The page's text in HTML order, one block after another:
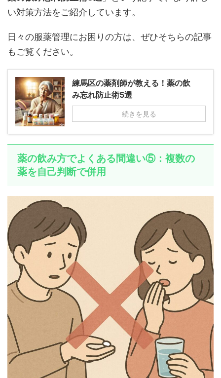
い対策方法をご紹介しています。
日々の服薬管理にお困りの方は、ぜひそちらの記事
もご覧ください。
練馬区の薬剤師が教える！薬の飲
み忘れ防止術5選
続きを見る
薬の飲み方でよくある間違い⑤：複数の
薬を自己判断で併用